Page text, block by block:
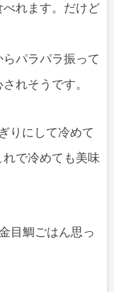
れます。だけど
パラパラ振って
れそうです。
りにして冷めて
で冷めても美味
目鯛ごはん思っ